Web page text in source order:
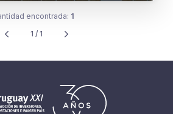
encontrada: 1
1 / 1